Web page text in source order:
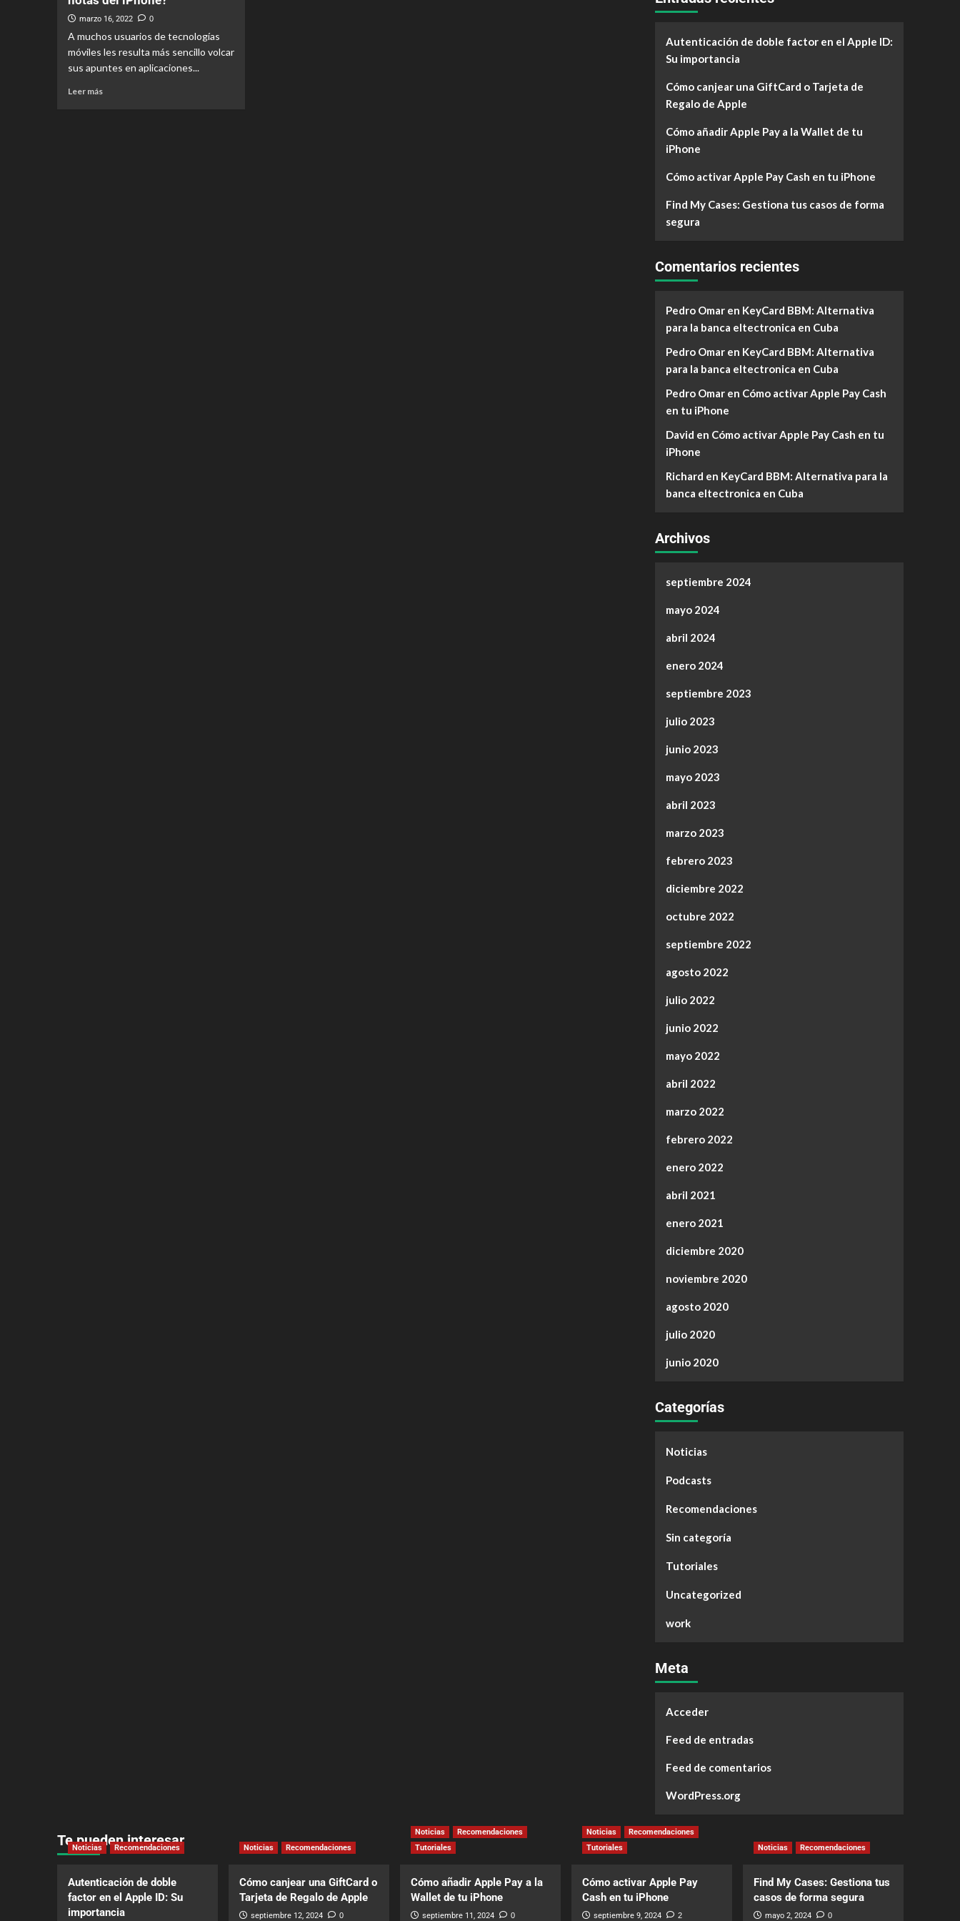
marzo 16, 2022 0
A muchos usuarios de tecnologías
móviles les resulta más sencillo volcar
sus apuntes en aplicaciones...
Leer más
Autenticación de doble factor en el Apple ID:
Su importancia
Cómo canjear una GiftCard o Tarjeta de
Regalo de Apple
Cómo añadir Apple Pay a la Wallet de tu
iPhone
Cómo activar Apple Pay Cash en tu iPhone
Find My Cases: Gestiona tus casos de forma
segura
Comentarios recientes
Pedro Omaren KeyCard BBM: Alternativa
para la banca eltectronica en Cuba
Pedro Omaren KeyCard BBM: Alternativa
para la banca eltectronica en Cuba
Pedro Omaren Cómo activar Apple Pay Cash
en tu iPhone
David en Cómo activar Apple Pay Cash en tu
iPhone
Richard en KeyCard BBM: Alternativa para la
banca eltectronica en Cuba
Archivos
septiembre 2024
mayo 2024
abril 2024
enero 2024
septiembre 2023
julio 2023
junio 2023
mayo 2023
abril 2023
marzo 2023
febrero 2023
diciembre 2022
octubre 2022
septiembre 2022
agosto 2022
julio 2022
junio 2022
mayo 2022
abril 2022
marzo 2022
febrero 2022
enero 2022
abril 2021
enero 2021
diciembre 2020
noviembre 2020
agosto 2020
julio 2020
junio 2020
Categorías
Noticias
Podcasts
Recomendaciones
Sin categoría
Tutoriales
Uncategorized
work
Meta
Acceder
Feed de entradas
Feed de comentarios
WordPress.org
Te pueden interesar
Noticias Recomendaciones
Autenticación de doble
factor en el Apple ID: Su
importancia
Noticias Recomendaciones
Cómo canjear una GiftCard o
Tarjeta de Regalo de Apple
septiembre 12, 2024 0
Noticias
Recomendaciones
Tutoriales
Cómo añadir Apple Pay a la
Wallet de tu iPhone
septiembre 11, 2024 0
Noticias
Recomendaciones
Tutoriales
Cómo activar Apple Pay
Cash en tu iPhone
septiembre 9, 2024 2
Noticias Recomendaciones
Find My Cases: Gestiona tus
casos de forma segura
mayo 2, 2024 0